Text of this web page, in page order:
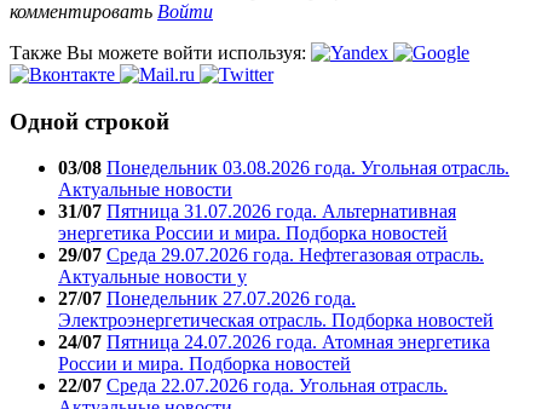
комментировать Войти
Также Вы можете войти используя:
Одной строкой
03/08 Понедельник 03.08.2026 года. Угольная отрасль.
Актуальные новости
31/07 Пятница 31.07.2026 года. Альтернативная
энергетика России и мира. Подборка новостей
29/07 Среда 29.07.2026 года. Нефтегазовая отрасль.
Актуальные новости у
27/07 Понедельник 27.07.2026 года.
Электроэнергетическая отрасль. Подборка новостей
24/07 Пятница 24.07.2026 года. Атомная энергетика
России и мира. Подборка новостей
22/07 Среда 22.07.2026 года. Угольная отрасль.